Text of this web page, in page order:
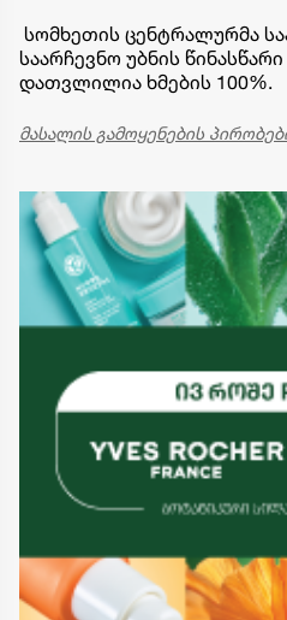
სომხეთის ცენტრალურმა
საარჩევნო უბნის
დათვლილია ხმების 100%.
მასალის გამოყენების